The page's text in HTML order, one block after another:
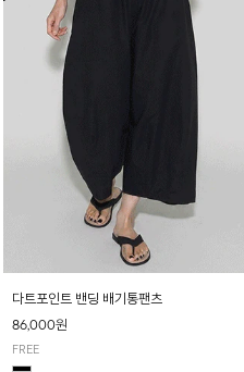
다트포인트 밴딩 배기통팬츠
86,000원
FREE